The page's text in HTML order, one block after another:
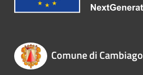
Comune di Cambiago